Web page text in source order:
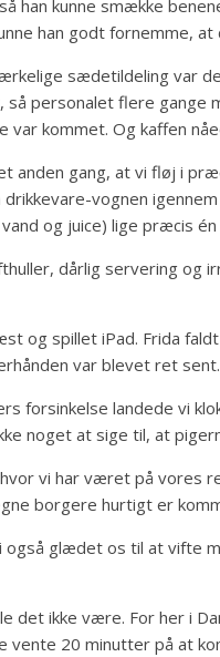
han kunne smække
han godt fornemme,
sædetildeling var
så personalet flere
var kommet. Og kaffen
anden gang, at vi fløj i
drikkevare-vognen
og juice) lige præcis
dårlig servering og
og spillet iPad. Frida
var blevet ret sent.
forsinkelse landede vi
noget at sige til, at
vi har været på vores
borgere hurtigt er
også glædet os til at vifte
det ikke være. For her i
vente 20 minutter på at